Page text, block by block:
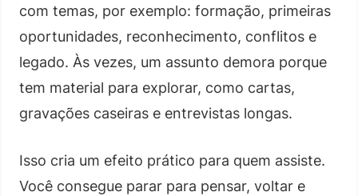
com temas, por exemplo: formação, primeiras
oportunidades, reconhecimento, conflitos e
legado. Às vezes, um assunto demora porque
tem material para explorar, como cartas,
gravações caseiras e entrevistas longas.
Isso cria um efeito prático para quem assiste.
Você consegue parar para pensar, voltar e